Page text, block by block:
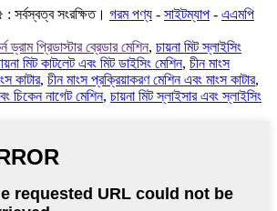
সংরক্ষিত। গরম পণ্য - সাইটম্যাপ - এএমপি
প্রিডাস্টার ব্রেডার মেশিন, চায়না মিট স্লাইসিং
মিট কাটলেট এবং মিট ডাইসিং মেশিন, চীন মাংস
কাটার, চীন মাংস প্রক্রিয়াকরণ মেশিন এবং মাংস কাটার,
চিকেন নাগেট মেশিন, চায়না মিট স্লাইসার এবং স্লাইসিং